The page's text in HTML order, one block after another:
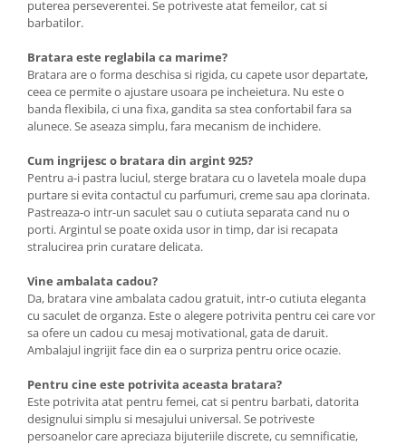
puterea perseverentei. Se potriveste atat femeilor, cat si
barbatilor.
Bratara este reglabila ca marime?
Bratara are o forma deschisa si rigida, cu capete usor departate,
ceea ce permite o ajustare usoara pe incheietura. Nu este o
banda flexibila, ci una fixa, gandita sa stea confortabil fara sa
alunece. Se aseaza simplu, fara mecanism de inchidere.
Cum ingrijesc o bratara din argint 925?
Pentru a-i pastra luciul, sterge bratara cu o lavetela moale dupa
purtare si evita contactul cu parfumuri, creme sau apa clorinata.
Pastreaza-o intr-un saculet sau o cutiuta separata cand nu o
porti. Argintul se poate oxida usor in timp, dar isi recapata
stralucirea prin curatare delicata.
Vine ambalata cadou?
Da, bratara vine ambalata cadou gratuit, intr-o cutiuta eleganta
cu saculet de organza. Este o alegere potrivita pentru cei care vor
sa ofere un cadou cu mesaj motivational, gata de daruit.
Ambalajul ingrijit face din ea o surpriza pentru orice ocazie.
Pentru cine este potrivita aceasta bratara?
Este potrivita atat pentru femei, cat si pentru barbati, datorita
designului simplu si mesajului universal. Se potriveste
persoanelor care apreciaza bijuteriile discrete, cu semnificatie,